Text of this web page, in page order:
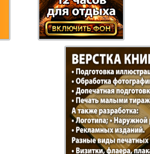
Отдыхай-
продай
Пражский
телеграф
Районка-
Bremen